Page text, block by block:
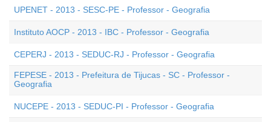
UPENET - 2013 - SESC-PE - Professor - Geografia
Instituto AOCP - 2013 - IBC - Professor - Geografia
CEPERJ - 2013 - SEDUC-RJ - Professor - Geografia
FEPESE - 2013 - Prefeitura de Tijucas - SC - Professor -
Geografia
NUCEPE - 2013 - SEDUC-PI - Professor - Geografia